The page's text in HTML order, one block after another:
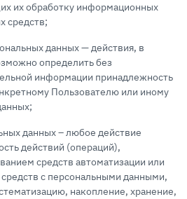
их обработку информационных
средств;
данных — действия, в
определить без
информации принадлежность
Пользователю или иному
данных – любое действие
действий (операций),
средств автоматизации или
средств с персональными данными,
накопление, хранение,